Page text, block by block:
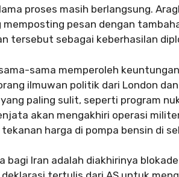
proses masih berlangsung.
memposting pesan dengan
tersebut sebagai keberhasilan
sama memperoleh
ilmuwan politik dari London
paling sulit, seperti program
akan mengakhiri operasi
harga di pompa bensin di
bagi Iran adalah diakhirinya